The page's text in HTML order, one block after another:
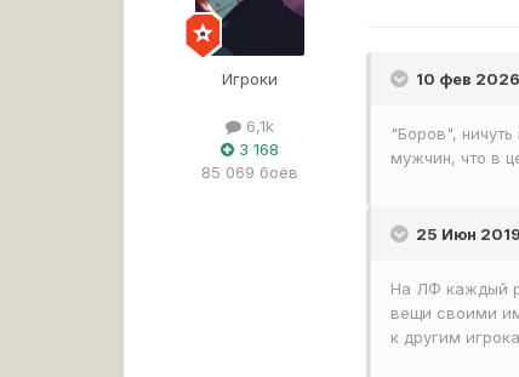
Игроки
6,1k
3 168
85 069 боёв
10 фев
"Боров",
мужчин, что в
25 Июн
На ЛФ каждый
вещи своими
к другим